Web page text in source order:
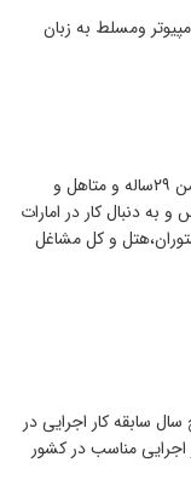
ومسلط به زبان
باسلام و خسته نباشید خدمت شما من ۲۹ساله و متاهل و
به دنبال کار در امارات
و کل مشاغل
سابقه کار اجرایی در
مناسب در کشور